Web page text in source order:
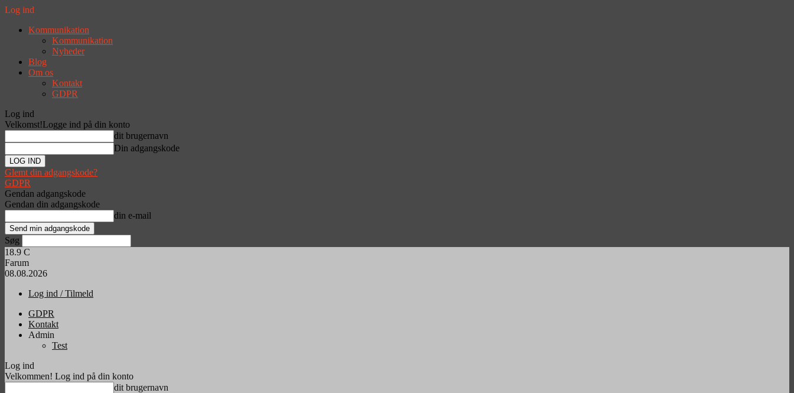
Log ind
Kommunikation
Kommunikation
Nyheder
Blog
Om os
Kontakt
GDPR
Log ind
Velkomst!Logge ind på din konto
dit brugernavn
Din adgangskode
Glemt din adgangskode?
GDPR
Gendan adgangskode
Gendan din adgangskode
din e-mail
Søg
18.9 C
Farum
08.08.2026
Log ind / Tilmeld
GDPR
Kontakt
Admin
Test
Log ind
Velkommen! Log ind på din konto
dit brugernavn